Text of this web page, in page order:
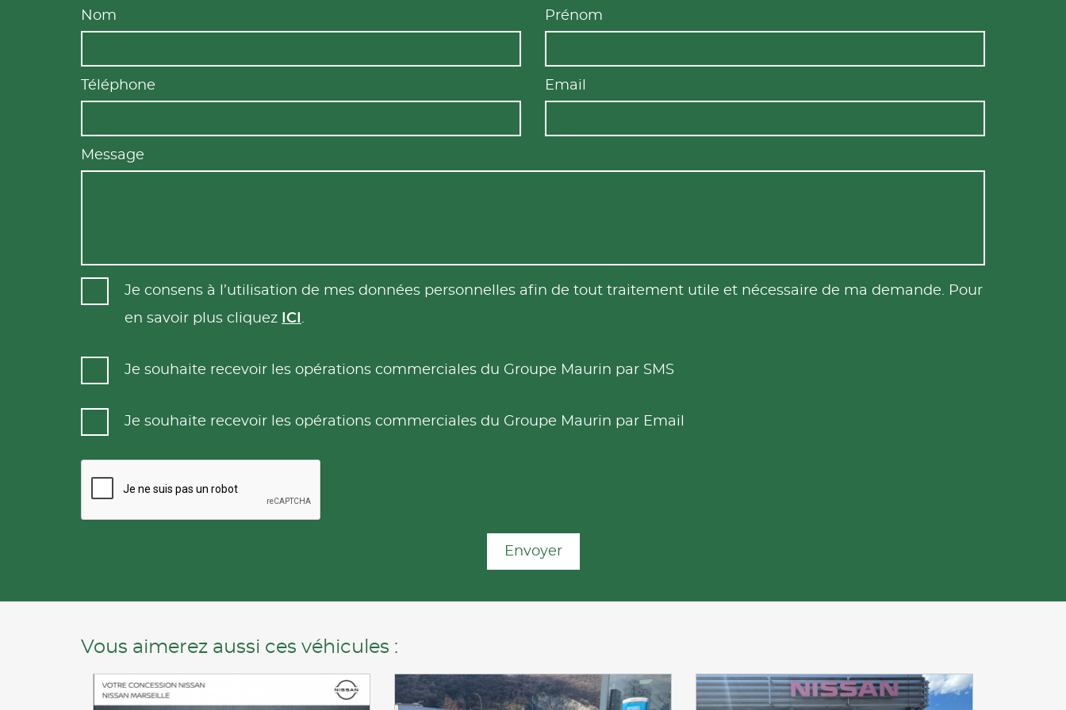
Nom Prénom
Téléphone Email
Message
Je consens à l’utilisation de mes données personnelles afin de tout traitement utile et nécessaire de ma demande. Pour
en savoir plus cliquez
ICI .
Je souhaite recevoir les opérations commerciales du Groupe Maurin par SMS
Je souhaite recevoir les opérations commerciales du Groupe Maurin par Email
Envoyer
Vous aimerez aussi ces véhicules :